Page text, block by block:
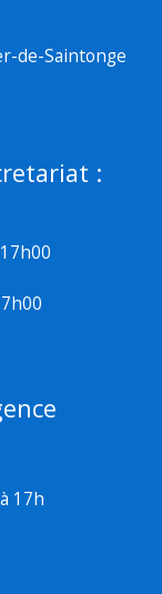
de-Saintonge
:
17h